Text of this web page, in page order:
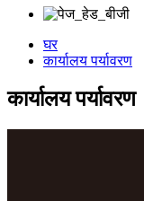
घर
कार्यालय पर्यावरण
कार्यालय पर्यावरण